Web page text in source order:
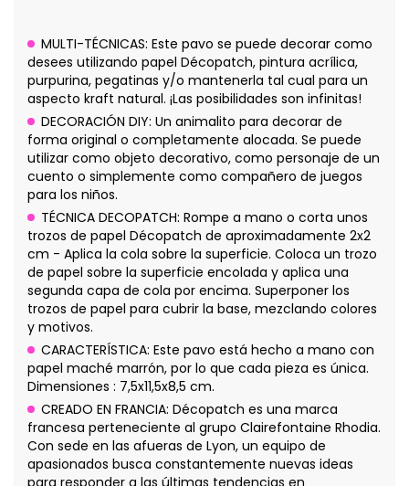
MULTI-TÉCNICAS: Este pavo se puede decorar como
desees utilizando papel Décopatch, pintura acrílica,
purpurina, pegatinas y/o mantenerla tal cual para un
aspecto kraft natural. ¡Las posibilidades son infinitas!
DECORACIÓN DIY: Un animalito para decorar de
forma original o completamente alocada. Se puede
utilizar como objeto decorativo, como personaje de un
cuento o simplemente como compañero de juegos
para los niños.
TÉCNICA DECOPATCH: Rompe a mano o corta unos
trozos de papel Décopatch de aproximadamente 2x2
cm - Aplica la cola sobre la superficie. Coloca un trozo
de papel sobre la superficie encolada y aplica una
segunda capa de cola por encima. Superponer los
trozos de papel para cubrir la base, mezclando colores
y motivos.
CARACTERÍSTICA: Este pavo está hecho a mano con
papel maché marrón, por lo que cada pieza es única.
Dimensiones : 7,5x11,5x8,5 cm.
CREADO EN FRANCIA: Décopatch es una marca
francesa perteneciente al grupo Clairefontaine Rhodia.
Con sede en las afueras de Lyon, un equipo de
apasionados busca constantemente nuevas ideas